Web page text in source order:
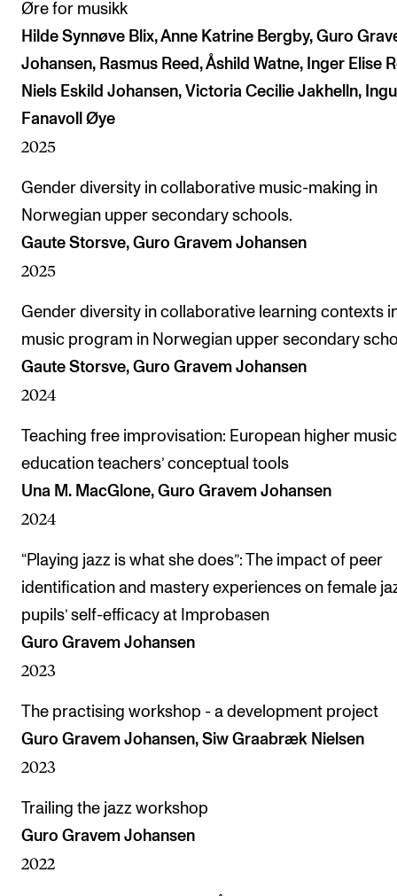
Om Norges musikkhøgskole
Kontakt oss
For ansatte og studenter
Øre for musikk
Hilde Synnøve Blix, Anne Katrine Bergby, Guro
Johansen, Rasmus Reed, Åshild Watne, Inger Elise
Niels Eskild Johansen, Victoria Cecilie Jakhelln,
Fanavoll Øye
2025
Gender diversity in collaborative music-making in
Norwegian upper secondary schools.
Gaute Storsve, Guro Gravem Johansen
2025
Gender diversity in collaborative learning contexts
music program in Norwegian upper secondary
Gaute Storsve, Guro Gravem Johansen
2024
Teaching free improvisation: European higher music
education teachers’ conceptual tools
Una M. MacGlone, Guro Gravem Johansen
2024
“Playing jazz is what she does”: The impact of peer
identification and mastery experiences on female
pupils’ self-efficacy at Improbasen
Guro Gravem Johansen
2023
The practising workshop - a development project
Guro Gravem Johansen, Siw Graabræk Nielsen
2023
Trailing the jazz workshop
Guro Gravem Johansen
2022